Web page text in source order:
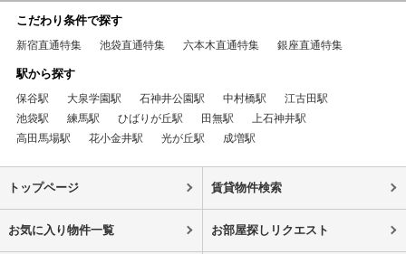
こだわり条件で探す
新宿直通特集 池袋直通特集 六本木直通特集 銀座直通特集
駅から探す
保谷駅 大泉学園駅 石神井公園駅 中村橋駅
江古田駅
池袋駅
練馬駅 ひばりが丘駅 田無駅
上石神井駅
高田馬場駅
花小金井駅 光が丘駅 成増駅
トップページ 賃貸物件検索
お気に入り物件一覧 お部屋探しリクエスト